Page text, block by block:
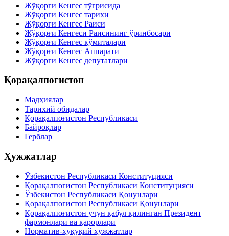
Жўқорғи Кенгес тўғрисида
Жўқорғи Кенгес тарихи
Жўқорғи Кенгес Раиси
Жўқорғи Кенгеси Раисининг ўринбосари
Жўқорғи Кенгес қўмиталари
Жўқорғи Кенгес Аппарати
Жўқорғи Кенгес депутатлари
Қорақалпоғистон
Мадҳиялар
Тарихий обидалар
Қорақалпоғистон Республикаси
Байроқлар
Герблар
Ҳужжатлар
Ўзбекистон Республикаси Конституцияси
Қорақалпоғистон Республикаси Конституцияси
Ўзбекистон Республикаси Қонунлари
Қорақалпоғистон Республикаси Қонунлари
Қорақалпоғистон учун қабул қилинган Президент
фармонлари ва қарорлари
Норматив-ҳуқуқий ҳужжатлар